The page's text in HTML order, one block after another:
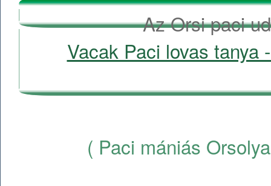
Az Orsi paci
Vacak Paci lovas tanya
( Paci mániás